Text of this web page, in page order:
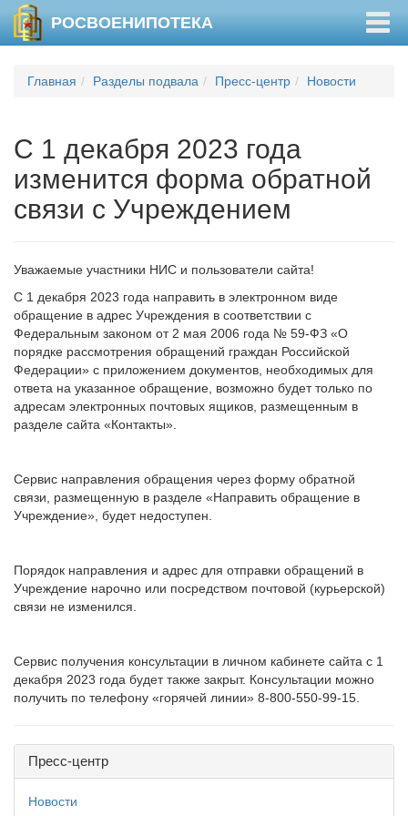
РОСВОЕНИПОТЕКА
Главная Разделы подвала Пресс-центр Новости
C 1 декабря 2023 года
изменится форма обратной
связи с Учреждением
Уважаемые участники НИС и пользователи сайта!
С 1 декабря 2023 года направить в электронном виде
обращение в адрес Учреждения в соответствии с
Федеральным законом от 2 мая 2006 года № 59-ФЗ «О
порядке рассмотрения обращений граждан Российской
Федерации» с приложением документов, необходимых для
ответа на указанное обращение, возможно будет только по
адресам электронных почтовых ящиков, размещенным в
разделе сайта «Контакты».
Сервис направления обращения через форму обратной
связи, размещенную в разделе «Направить обращение в
Учреждение», будет недоступен.
Порядок направления и адрес для отправки обращений в
Учреждение нарочно или посредством почтовой (курьерской)
связи не изменился.
Сервис получения консультации в личном кабинете сайта с 1
декабря 2023 года будет также закрыт. Консультации можно
получить по телефону «горячей линии» 8-800-550-99-15.
Пресс-центр
Новости